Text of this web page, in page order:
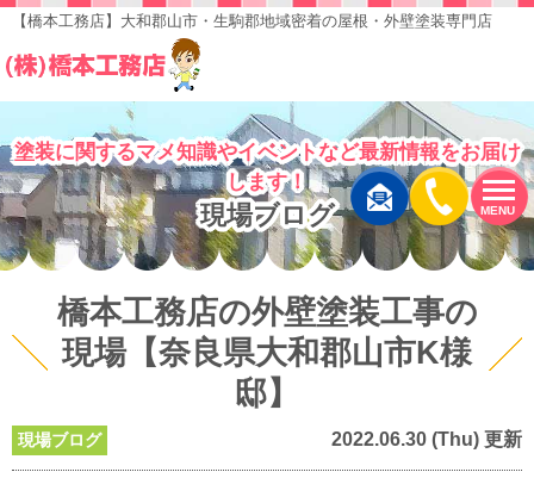
MENU
【橋本工務店】大和郡山市・生駒郡地域密着の屋根・外壁塗装専門店
塗装に関するマメ知識やイベントなど最新情報をお届け
します！
現場ブログ
橋本工務店の外壁塗装工事の
現場【奈良県大和郡山市K様
邸】
現場ブログ 2022.06.30 (Thu) 更新